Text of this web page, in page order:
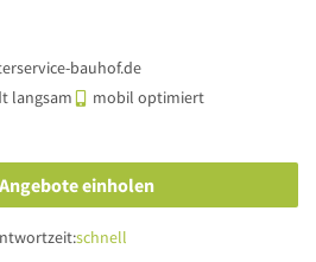
bauhof.de
langsam mobil optimiert
einholen
schnell